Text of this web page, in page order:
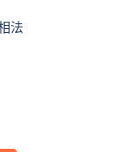
法